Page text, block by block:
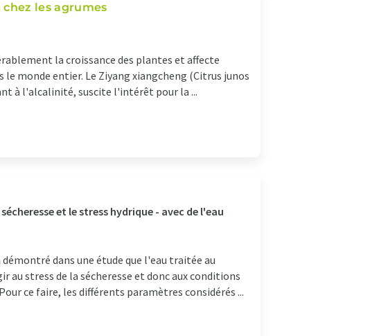
les agrumes
la croissance des plantes et affecte
monde entier. Le Ziyang xiangcheng (Citrus junos
à l'alcalinité, suscite l'intérêt pour la ...
et le stress hydrique - avec de l'eau
démontré dans une étude que l'eau traitée au
au stress de la sécheresse et donc aux conditions
ce faire, les différents paramètres considérés ...